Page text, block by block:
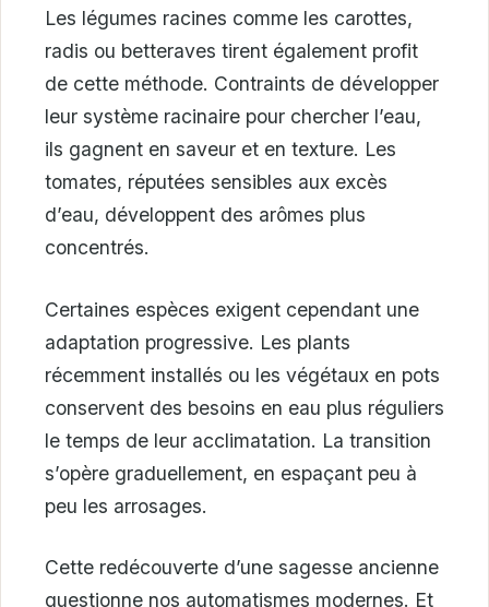
Les légumes racines comme les carottes,
radis ou betteraves tirent également profit
de cette méthode. Contraints de développer
leur système racinaire pour chercher l’eau,
ils gagnent en saveur et en texture. Les
tomates, réputées sensibles aux excès
d’eau, développent des arômes plus
concentrés.
Certaines espèces exigent cependant une
adaptation progressive. Les plants
récemment installés ou les végétaux en pots
conservent des besoins en eau plus réguliers
le temps de leur acclimatation. La transition
s’opère graduellement, en espaçant peu à
peu les arrosages.
Cette redécouverte d’une sagesse ancienne
questionne nos automatismes modernes. Et